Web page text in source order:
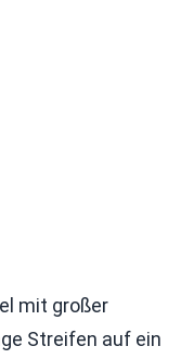
mit großer
Streifen auf ein